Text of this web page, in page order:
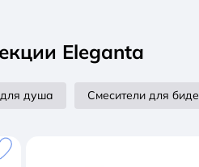
Eleganta
душа Смесители для биде